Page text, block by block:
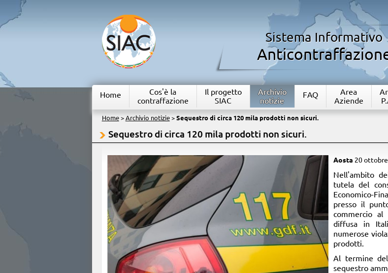
Sistema Informativo
Home
Cos'è la
contraffazione
Il progetto
SIAC
Archivio
notizie
FAQ
Area
Aziende
Home> Archivio notizie> Sequestro di circa 120 mila prodotti non sicuri.
Sequestro di circa 120 mila prodotti non sicuri.
Aosta 20
​Nell'ambito
tutela del
Economico-
presso il
commercio
diffusa in
numerose
prodotti.
Al termine
sequestro